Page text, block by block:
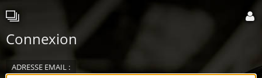
Connexion
ADRESSE EMAIL :